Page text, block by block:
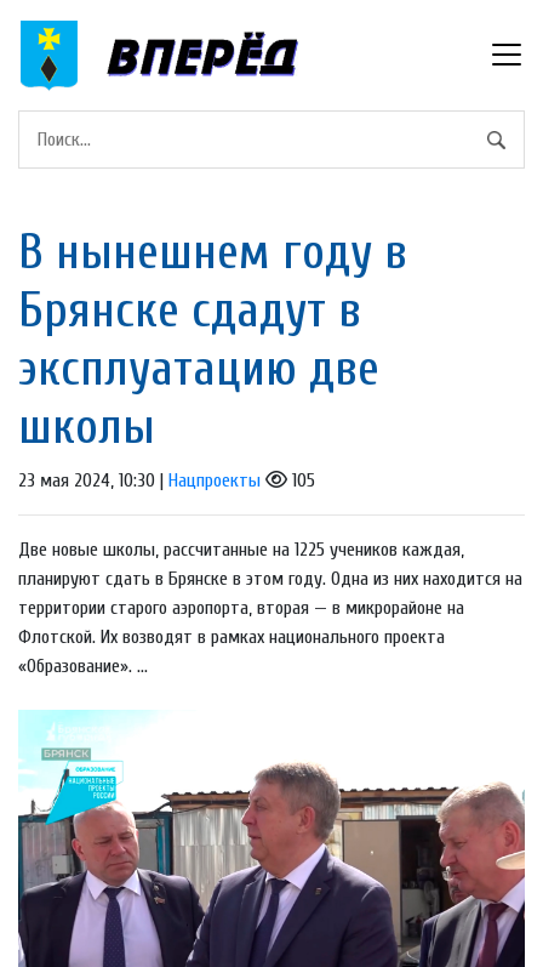
В нынешнем году в
Брянске сдадут в
эксплуатацию две
школы
23 мая 2024, 10:30 | Нацпроекты 105
Две новые школы, рассчитанные на 1225 учеников каждая,
планируют сдать в Брянске в этом году. Одна из них находится на
территории старого аэропорта, вторая — в микрорайоне на
Флотской. Их возводят в рамках национального проекта
«Образование». ...